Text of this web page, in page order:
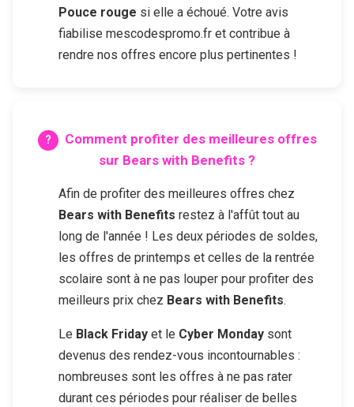
Pouce rouge si elle a échoué. Votre avis
fiabilise mescodespromo.fr et contribue à
rendre nos offres encore plus pertinentes !
Comment profiter des meilleures offres
sur Bears with Benefits ?
Afin de profiter des meilleures offres chez
Bears with Benefits restez à l'affût tout au
long de l'année ! Les deux périodes de soldes,
les offres de printemps et celles de la rentrée
scolaire sont à ne pas louper pour profiter des
meilleurs prix chez Bears with Benefits.
Le Black Friday et le Cyber Monday sont
devenus des rendez-vous incontournables :
nombreuses sont les offres à ne pas rater
durant ces périodes pour réaliser de belles